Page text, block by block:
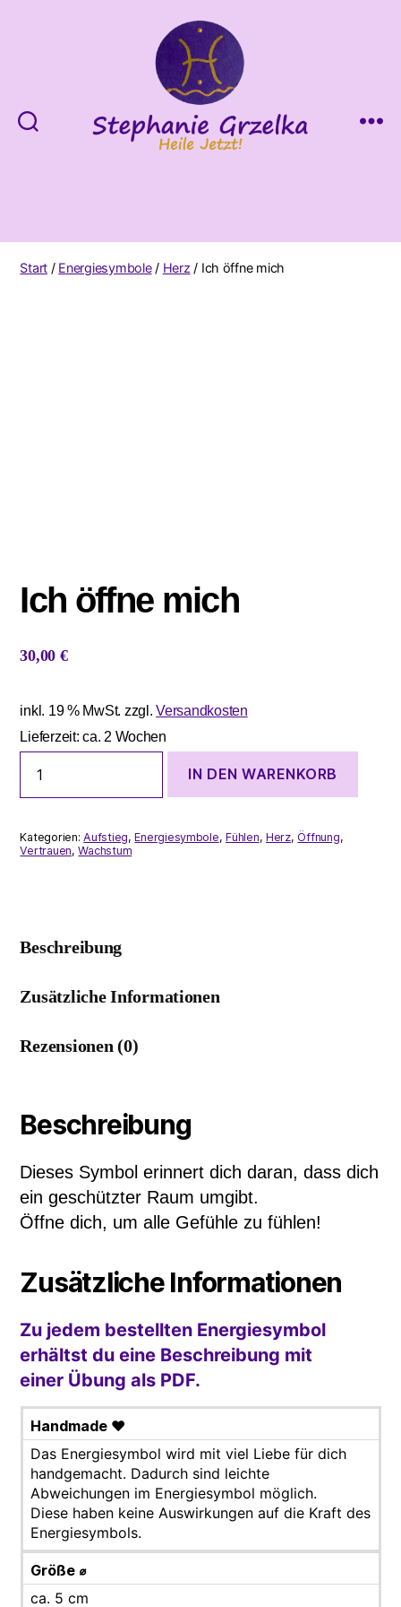
Start / Energiesymbole/ Herz / Ich öffne mich
Ich öffne mich
30,00 €
inkl. 19 % MwSt. zzgl.Versandkosten
Lieferzeit:ca. 2 Wochen
öffne
mich
IN DEN WARENKORB
Kategorien:Aufstieg,Energiesymbole,Fühlen,Herz,Öffnung,
Vertrauen,Wachstum
Beschreibung
Zusätzliche Informationen
Rezensionen (0)
Beschreibung
Dieses Symbol erinnert dich daran, dass dich
ein geschützter Raum umgibt.
Öffne dich, um alle Gefühle zu fühlen!
Zusätzliche Informationen
Zu jedem bestellten Energiesymbol
erhältst du eine Beschreibung mit
einer Übung als PDF.
Handmade ♥
Das Energiesymbol wird mit viel Liebe für dich
handgemacht. Dadurch sind leichte
Abweichungen im Energiesymbol möglich.
Diese haben keine Auswirkungen auf die Kraft des
Energiesymbols.
Größe ⌀
ca. 5 cm